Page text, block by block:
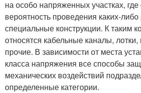
на особо напряженных участках, где
вероятность проведения каких-
специальные конструкции. К таким
относятся кабельные каналы,
прочие. В зависимости от места
класса напряжения все способы
механических воздействий
определенные категории.